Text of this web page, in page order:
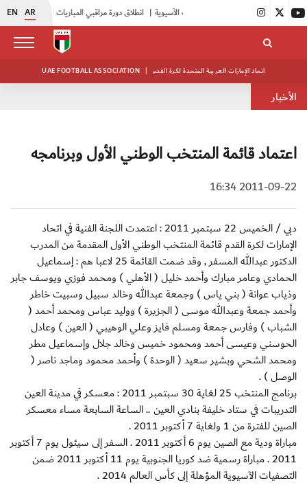
EN AR 15 فريقاً في بطولة النخبة لحرس الرئاسة انطلاق دورة مراقبي المباريات المستجدين |
UAE FOOTBALL ASSOCIATION | اتحاد الإمارات العربية المتحدة لكرة القدم
الأخبار
اعتماد قائمة المنتخب الوطني الأول وبرنامجه
2011-09-22 16:34
دبي / الخميس 22 سبتمبر 2011 : اعتمدت اللجنة الفنية في اتحاد
الإمارات لكرة القدم قائمة المنتخب الوطني الأول المقدمة من المدرب
الدكتور عبدالله المسفر , وقد ضمت القائمة 25 لاعبا هم : إسماعيل
الحمادي وعامر مبارك وأحمد خليل ( الأهلي ) ومحمد فوزي ويوسف جابر
وذياب عوانة ( بني ياس ) وجمعة عبدالله وخالد سبيل وسبيت خاطر
وأحمد جمعة وعبدالله موسى ( الجزيرة ) ووليد عباس ومحمد أحمد (
الشباب ) وفارس جمعة ومسلم فايز وعلي الوهيبي ( العين ) وعادل
الحوسني وعيسى أحمد ومحمود خميس وخالد جلال وإسماعيل مطر
ومحمد الشحي وبشير سعيد ( الوحدة ) وأحمد محمود وماجد ناصر (
الوصل ) .
برنامج المنتخب 25 لغاية 30 سبتمبر 2011 : معسكر في مدينة العين
التدريبات في ستاد خليفة بنادي العين .. الساعة السابعة مساء معسكر
الصين للفترة من 1 ولغاية 7 أكتوبر 2011 .
مباراة ودية مع الصين يوم 6 أكتوبر 2011 . السفر إلى سيئول يوم 7 أكتوبر
2011 . مباراة رسمية ضد كوريا الجنوبية يوم 11 أكتوبر 2011 ضمن
التصفيات الآسيوية المؤهلة إلى كأس العالم 2014 .